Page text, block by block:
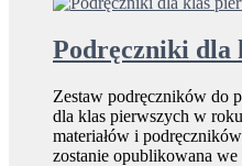
Podręczniki dla
Zestaw podręczników do
dla klas pierwszych w
materiałów i
zostanie opublikowana we